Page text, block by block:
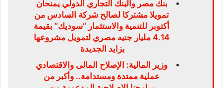
بنك مصر والبنك التجاري الدولي يمنحان
تمويلا مشتركا لصالح شركة السادس من
أكتوبر للتنمية والاستثمار “سوديك” بقيمة
4.14 مليار جنيه مصري لتمويل مشروعها
بزايد الجديدة
وزير المالية: الإصلاح المالى والاقتصادي
عملية ممتدة ومستدامة.. وأكبر من